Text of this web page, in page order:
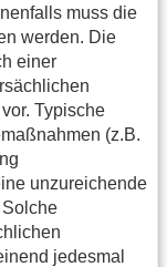
muss die
werden. Die
einer
Typische
(z.B.
unzureichende
Solche
jedesmal